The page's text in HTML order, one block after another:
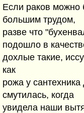
Если раков можно
большим трудом,
разве что
подошло в
дохлые такие,
как
рожа у
смутилась, когда
увидела наши